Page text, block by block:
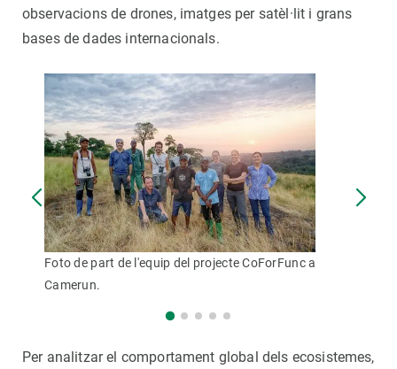
observacions de drones, imatges per satèl·lit i grans
bases de dades internacionals.
Foto de part de l'equip del projecte CoForFunc a
Camerun.
Per analitzar el comportament global dels ecosistemes,